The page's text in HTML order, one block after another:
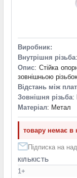
Виробник:
Внутрішня різьба
Опис: Стійка
зовнішньою
Відстань між
Зовнішня різьба:
Матеріал: Метал
товару немає в
Підписка на
КІЛЬКІСТЬ
1+